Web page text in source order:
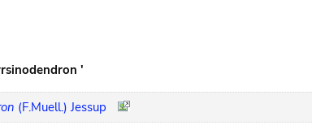
'
(F.Muell.) Jessup